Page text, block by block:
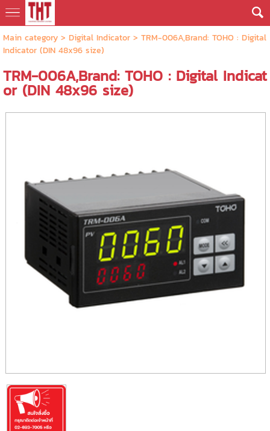
Main category> Digital Indicator> TRM-006A,Brand: TOHO : Digital
Indicator (DIN 48x96 size)
TRM-006A,Brand: TOHO : Digital Indicat
or (DIN 48x96 size)